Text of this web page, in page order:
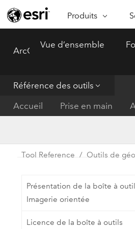
Produits
ARCGIS
ArcGIS Online
Plateforme de
Logiciel SIG leader
ArcGIS Enterprise
la cartographie
ArcGIS Pro
Vue d’ensemble
Référence des outils
Accueil
Prise en main
Tool Reference Outils de
Présentation de la boîte à
Imagerie orientée
Licence de la boîte à outils